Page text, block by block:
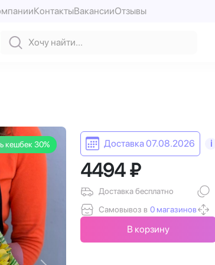
КонтактыВакансииОтзывы
кешбек 30% Доставка 07.08.2026 i
4494 ₽
Доставка бесплатно
Самовывоз в 0 магазинов
В корзину